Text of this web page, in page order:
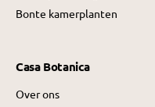
Bonte kamerplanten
Casa Botanica
Over ons